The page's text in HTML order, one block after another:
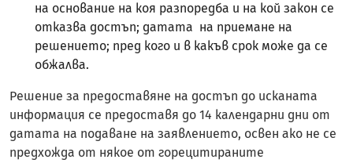
на основание на коя разпоредба и на кой закон сe
отказва достъп; датата на приемане на
решението; пред кого и в какъв срок може да се
обжалва.
Решение за предоставяне на достъп до исканата
информация се предоставя до 14 календарни дни от
датата на подаване на заявлението, освен ако не се
предхожда от някое от горецитираните